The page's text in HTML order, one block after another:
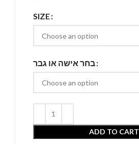
SIZE
בחר אישה או גבר
ADD TO CART